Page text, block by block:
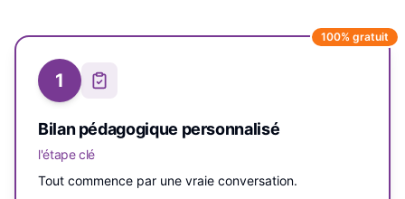
100% gratuit
1
Bilan pédagogique personnalisé
l'étape clé
Tout commence par une vraie conversation.